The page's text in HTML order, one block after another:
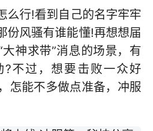
么行!看到自己的名字牢牢
份风骚有谁能懂!再想想届
神求带”消息的场景，有
?不过，想要击败一众好
怎能不多做点准备，冲服